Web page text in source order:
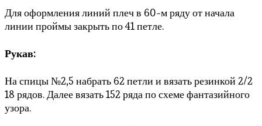
Для оформления линий плеч в 60-м ряду от начала
линии проймы закрыть по 41 петле.
Рукав:
На спицы №2,5 набрать 62 петли и вязать резинкой 2/2
18 рядов. Далее вязать 152 ряда по схеме фантазийного
узора.